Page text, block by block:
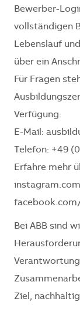
Bewerber-
vollständigen
Lebenslauf
über ein
Für Fragen
Verfügung:
E-Mail:
Telefon: +49
Erfahre mehr
Bei ABB sind
Ziel,